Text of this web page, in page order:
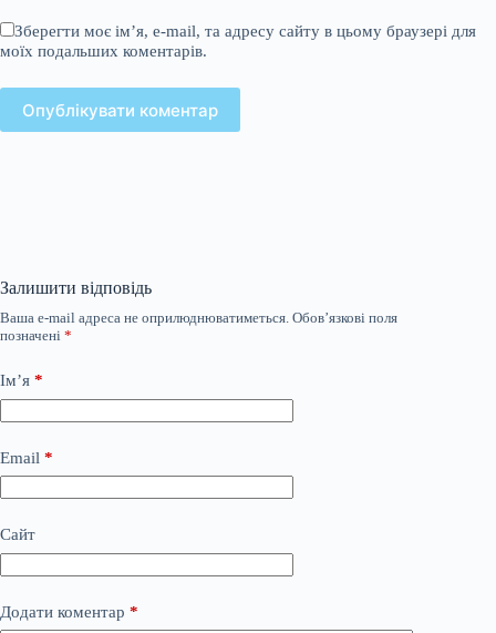
Зберегти моє ім’я, e-mail, та адресу сайту в цьому браузері для
моїх подальших коментарів.
Опублікувати коментар
Залишити відповідь
Ваша e-mail адреса не оприлюднюватиметься. Обов’язкові поля
позначені *
Ім’я *
Email *
Сайт
Додати коментар *